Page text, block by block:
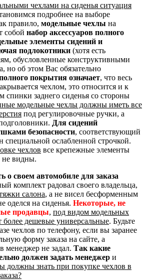
чехлами на сиденья ситуация
подробнее на выборе
правило, модельные чехлы на
собой набор аксессуаров полного
элементы сидений и
подлокотники (хотя есть
обусловленные конструктивными
но об этом Вас обязательно
покрытия означает, что весь
чехлом, это относится и к
спинки заднего сиденья со стороны
модельные чехлы должны иметь все
под регулировочные ручки, а
Для сидений
безопасности, соответствующий
ослабленной строчкой.
чехлов все крепежные элементы
не видны.
о своем автомобиле для заказа
комплект радовал своего владельца,
салона, а не висел бесформенным
оделся на сиденья. Некоторые, не
продавцы, под видом модельных
более дешевые универсальные. Будьте
чехлов по телефону, если вы заранее
форму заказа на сайте, а
менеджер не задал. Так какие
должен задать менеджер и
должны знать при покупке чехлов в